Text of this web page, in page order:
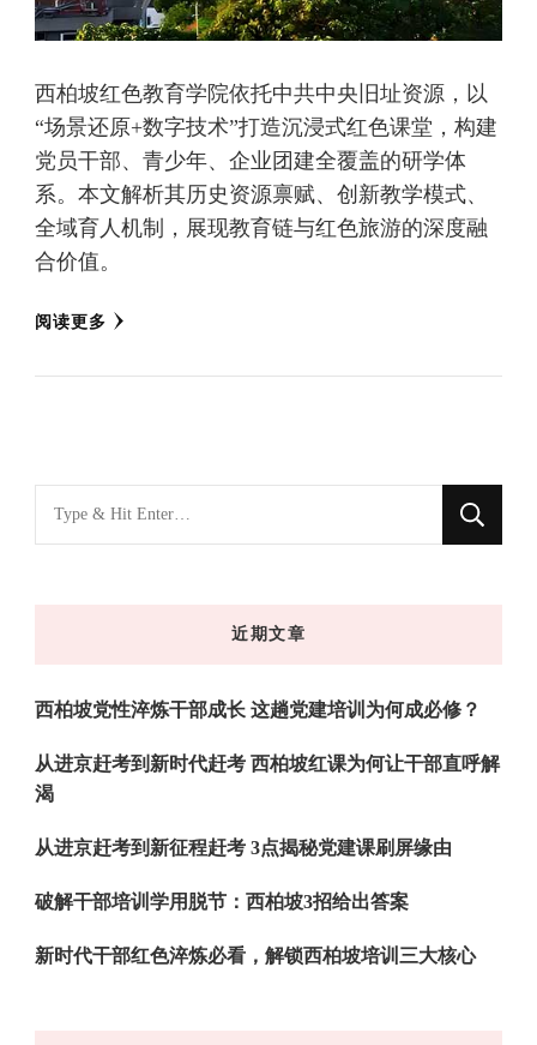
西柏坡红色教育学院依托中共中央旧址资源，以
“场景还原+数字技术”打造沉浸式红色课堂，构建
党员干部、青少年、企业团建全覆盖的研学体
系。本文解析其历史资源禀赋、创新教学模式、
全域育人机制，展现教育链与红色旅游的深度融
合价值。
阅读更多
什
近期文章
西柏坡党性淬炼干部成长 这趟党建培训为何成必修？
从进京赶考到新时代赶考 西柏坡红课为何让干部直呼解
渴
从进京赶考到新征程赶考 3点揭秘党建课刷屏缘由
破解干部培训学用脱节：西柏坡3招给出答案
新时代干部红色淬炼必看，解锁西柏坡培训三大核心